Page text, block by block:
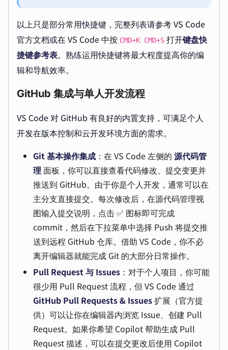
以上只是部分常用快捷键，完整列表请参考 VS Code
官方文档或在 VS Code 中按 CMD+K CMD+S 打开键盘快
捷键参考表。熟练运用快捷键将最大程度提高你的编
辑和导航效率。
GitHub 集成与单人开发流程
VS Code 对 GitHub 有良好的内置支持，可满足个人
开发在版本控制和云开发环境方面的需求。
Git 基本操作集成 ：在 VS Code 左侧的 源代码管
理 面板，你可以直接查看代码修改、提交变更并
推送到 GitHub。由于你是个人开发，通常可以在
主分支直接提交。每次修改后，在源代码管理视
图输入提交说明，点击 ✅ 图标即可完成
commit，然后在下拉菜单中选择 Push 将提交推
送到远程 GitHub 仓库。借助 VS Code，你不必
离开编辑器就能完成 Git 的大部分日常操作。
Pull Request 与 Issues ：对于个人项目，你可能
很少用 Pull Request 流程，但 VS Code 通过
GitHub Pull Requests & Issues扩展（官方提
供）可以让你在编辑器内浏览 Issue、创建 Pull
Request。如果你希望 Copilot 帮助生成 Pull
Request 描述，可以在提交更改后使用 Copilot